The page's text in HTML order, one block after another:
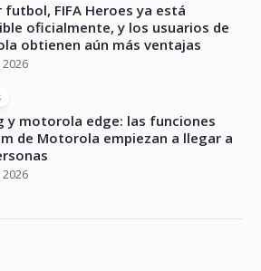
futbol, FIFA Heroes ya está
oficialmente, y los usuarios de
obtienen aún más ventajas
y motorola edge: las funciones
de Motorola empiezan a llegar a